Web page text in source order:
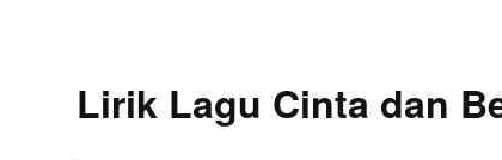
Lirik Lagu Cinta dan